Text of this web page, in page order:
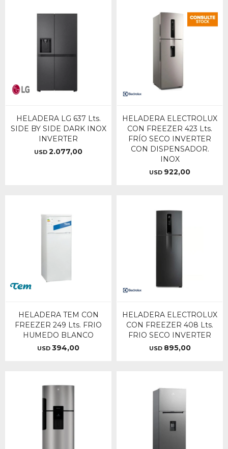
HELADERA LG 637 Lts.
SIDE BY SIDE DARK INOX
INVERTER
USD 2.077,00
HELADERA ELECTROLUX
CON FREEZER 423 Lts.
FRÍO SECO INVERTER
CON DISPENSADOR.
INOX
USD 922,00
HELADERA TEM CON
FREEZER 249 Lts. FRIO
HUMEDO BLANCO
USD 394,00
HELADERA ELECTROLUX
CON FREEZER 408 Lts.
FRIO SECO INVERTER
USD 895,00